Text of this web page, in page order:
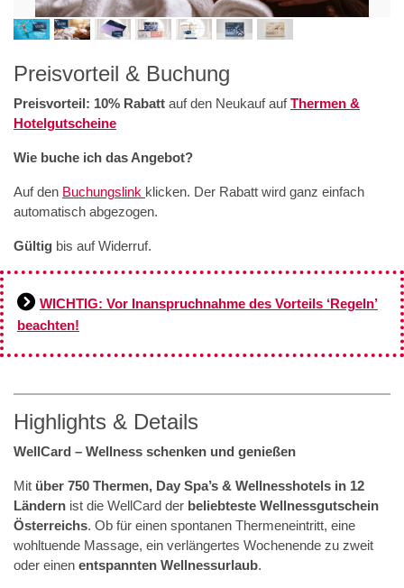
Preisvorteil & Buchung
Preisvorteil: 10% Rabatt auf den Neukauf aufThermen &
Hotelgutscheine
Wie buche ich das Angebot?
Auf den Buchungslink klicken. Der Rabatt wird ganz einfach
automatisch abgezogen.
Gültig bis auf Widerruf.
WICHTIG: Vor Inanspruchnahme des Vorteils ‘Regeln’
beachten!
Highlights & Details
WellCard – Wellness schenken und genießen
Mit über 750 Thermen, Day Spa’s & Wellnesshotels in 12
Ländern ist die WellCard der beliebteste Wellnessgutschein
Österreichs. Ob für einen spontanen Thermeneintritt, eine
wohltuende Massage, ein verlängertes Wochenende zu zweit
oder einen entspannten Wellnessurlaub.